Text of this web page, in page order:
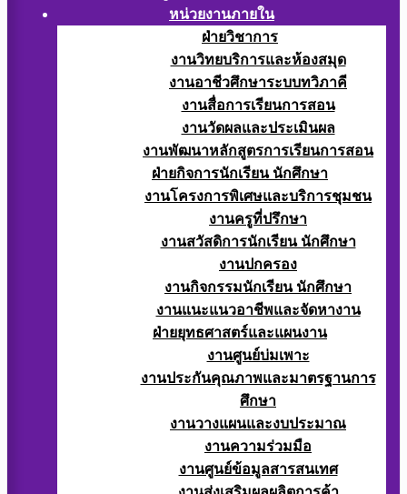
หน่วยงานภายใน
ฝ่ายวิชาการ
งานวิทยบริการและห้องสมุด
งานอาชีวศึกษาระบบทวิภาคี
งานสื่อการเรียนการสอน
งานวัดผลและประเมินผล
งานพัฒนาหลักสูตรการเรียนการสอน
ฝ่ายกิจการนักเรียน นักศึกษา
งานโครงการพิเศษและบริการชุมชน
งานครูที่ปรึกษา
งานสวัสดิการนักเรียน นักศึกษา
งานปกครอง
งานกิจกรรมนักเรียน นักศึกษา
งานแนะแนวอาชีพและจัดหางาน
ฝ่ายยุทธศาสตร์และแผนงาน
งานศูนย์บ่มเพาะ
งานประกันคุณภาพและมาตรฐานการ
ศึกษา
งานวางแผนและงบประมาณ
งานความร่วมมือ
งานศูนย์ข้อมูลสารสนเทศ